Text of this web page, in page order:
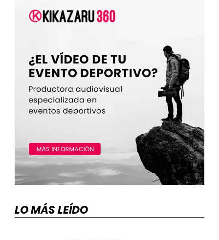
LO MÁS LEÍDO